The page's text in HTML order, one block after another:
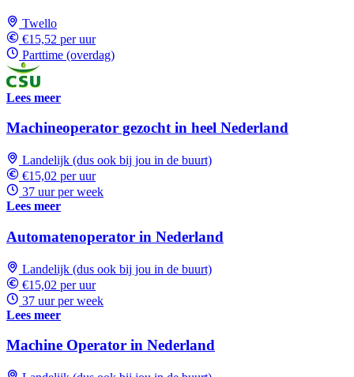
Twello
€15,52 per uur
Parttime (overdag)
Lees meer
Machineoperator gezocht in heel Nederland
Landelijk (dus ook bij jou in de buurt)
€15,02 per uur
37 uur per week
Lees meer
Automatenoperator in Nederland
Landelijk (dus ook bij jou in de buurt)
€15,02 per uur
37 uur per week
Lees meer
Machine Operator in Nederland